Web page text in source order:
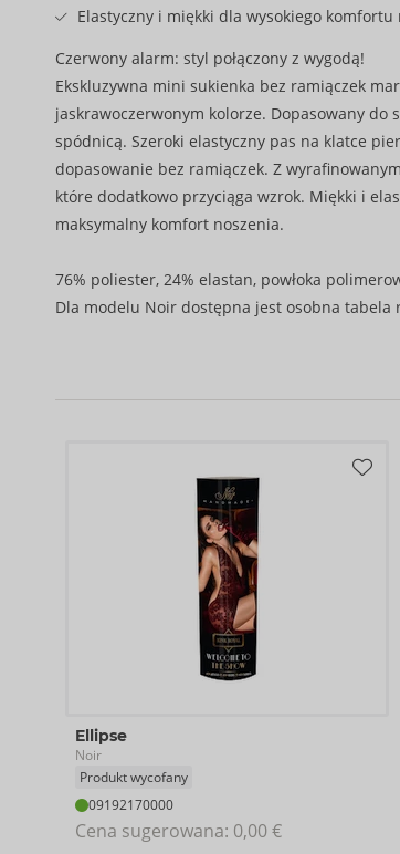
Elastyczny i miękki dla wysokiego komfortu
Czerwony alarm: styl połączony z wygodą!
Ekskluzywna mini sukienka bez ramiączek
jaskrawoczerwonym kolorze. Dopasowany do
spódnicą. Szeroki elastyczny pas na klatce
dopasowanie bez ramiączek. Z
które dodatkowo przyciąga wzrok. Miękki i
maksymalny komfort noszenia.
76% poliester, 24% elastan, powłoka
Dla modelu Noir dostępna jest osobna tabela
Ellipse
Noir
Produkt wycofany
09192170000
Cena sugerowana: 0,00 €